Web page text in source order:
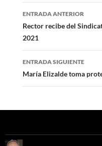
Navegación
de
entradas
ENTRADA ANTERIOR
Rector recibe del
2021
ENTRADA SIGUIENTE
María Elizalde toma